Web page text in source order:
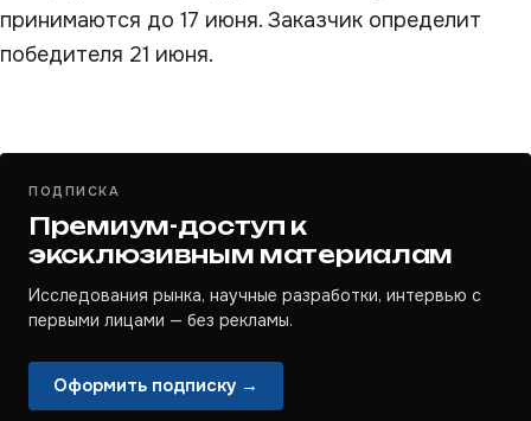
принимаются до 17 июня. Заказчик определит
победителя 21 июня.
ПОДПИСКА
Премиум-доступ к
эксклюзивным материалам
Исследования рынка, научные разработки, интервью с
первыми лицами — без рекламы.
Оформить подписку →